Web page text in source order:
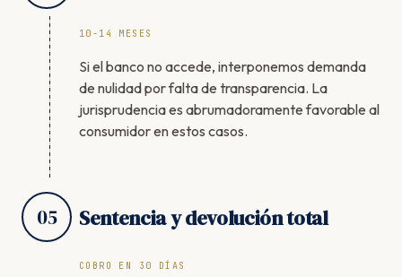
10-14 MESES
Si el banco no accede, interponemos demanda
de nulidad por falta de transparencia. La
jurisprudencia es abrumadoramente favorable al
consumidor en estos casos.
05 Sentencia y devolución total
COBRO EN 30 DÍAS